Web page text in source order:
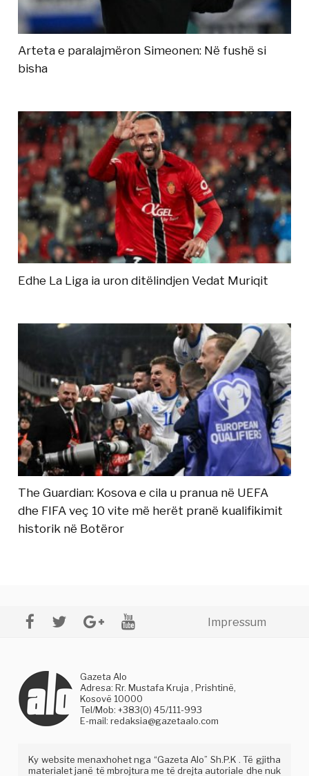
Arteta e paralajmëron Simeonen: Në fushë si
bisha
Edhe La Liga ia uron ditëlindjen Vedat Muriqit
The Guardian: Kosova e cila u pranua në UEFA
dhe FIFA veç 10 vite më herët pranë kualifikimit
historik në Botëror
Impressum
Gazeta Alo
Adresa: Rr. Mustafa Kruja , Prishtinë,
Kosovë 10000
Tel/Mob: +383(0) 45/111-993
E-mail:redaksia@gazetaalo.com
Ky website menaxhohet nga “Gazeta Alo” Sh.P.K . Të gjitha
materialet janë të mbrojtura me të drejta autoriale dhe nuk